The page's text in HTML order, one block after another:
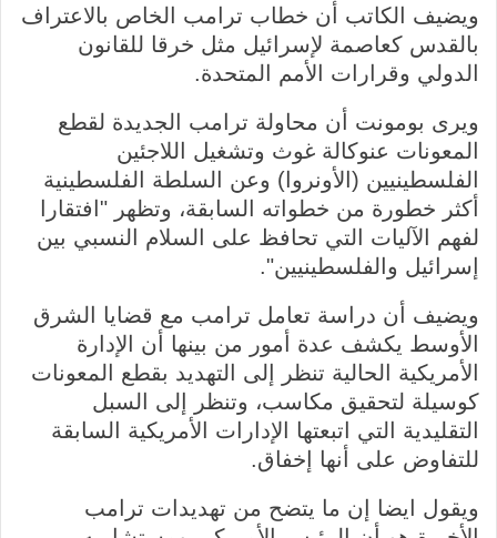
ويضيف الكاتب أن خطاب ترامب الخاص بالاعتراف
بالقدس كعاصمة لإسرائيل مثل خرقا للقانون
الدولي وقرارات الأمم المتحدة.
ويرى بومونت أن محاولة ترامب الجديدة لقطع
المعونات عنوكالة غوث وتشغيل اللاجئين
الفلسطينيين (الأونروا) وعن السلطة الفلسطينية
أكثر خطورة من خطواته السابقة، وتظهر "افتقارا
لفهم الآليات التي تحافظ على السلام النسبي بين
إسرائيل والفلسطينيين".
ويضيف أن دراسة تعامل ترامب مع قضايا الشرق
الأوسط يكشف عدة أمور من بينها أن الإدارة
الأمريكية الحالية تنظر إلى التهديد بقطع المعونات
كوسيلة لتحقيق مكاسب، وتنظر إلى السبل
التقليدية التي اتبعتها الإدارات الأمريكية السابقة
للتفاوض على أنها إخفاق.
ويقول ايضا إن ما يتضح من تهديدات ترامب